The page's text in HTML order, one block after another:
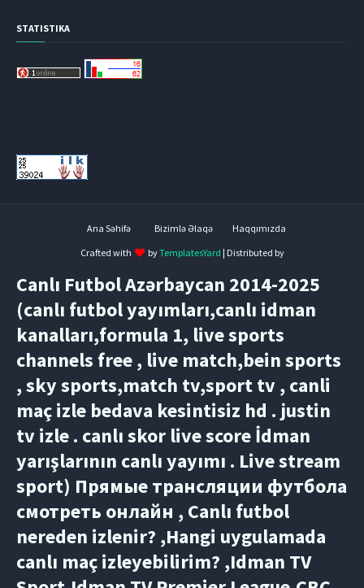
STATISTIKA
Ana Səhifə Bizimlə Əlaqə
Haqqımızda
Crafted with
byTemplatesYard | Distributed by
Canlı Futbol Azərbaycan 2014-2025
(canlı futbol yayımları,canlı idman
kanalları,formula 1, live sports
channels free , live match,bein sports
, sky sports,match tv,sport tv , canli
maç izle bedava kesintisiz hd . justin
tv izle . canlı skor live score İdman
yarışlarının canlı yayımı . Live stream
sport) Прямые трансляции футбола
смотреть онлайн , Canlı futbol
nereden izlenir? ,Hangi uygulamada
canlı maç izleyebilirim? ,Idman TV